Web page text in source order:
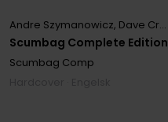
Scumbag Complete Edition
Andre Szymanowicz, Dave Crosland
Scumbag Comp